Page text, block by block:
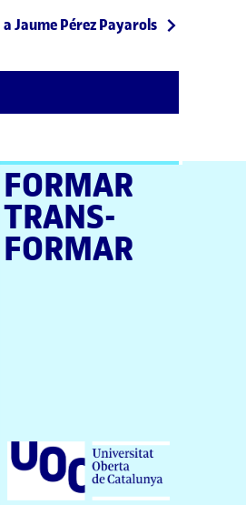
Jaume Pérez Payarols
FORMAR
TRANS­
FORMAR
Universitat Oberta de Catalunya (UOC)